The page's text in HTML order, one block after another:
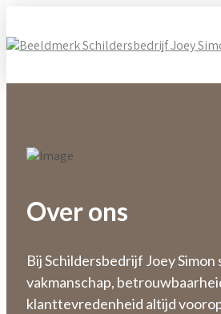
Over ons
Bij Schildersbedrijf Joey Simon
vakmanschap,
klanttevredenheid altijd